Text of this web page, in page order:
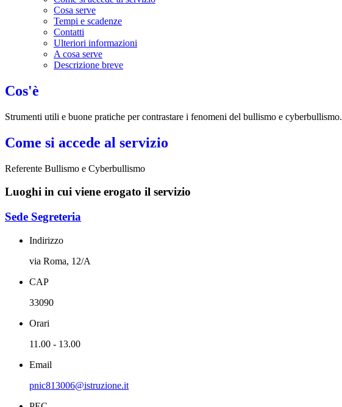
Cosa serve
Tempi e scadenze
Contatti
Ulteriori informazioni
A cosa serve
Descrizione breve
Cos'è
Strumenti utili e buone pratiche per contrastare i fenomeni del bullismo e cyberbullismo.
Come si accede al servizio
Referente Bullismo e Cyberbullismo
Luoghi in cui viene erogato il servizio
Sede Segreteria
Indirizzo
via Roma, 12/A
CAP
33090
Orari
11.00 - 13.00
Email
pnic813006@istruzione.it